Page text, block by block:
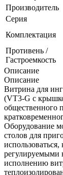
Производитель
Серия
Комплектация
Противень /
Гастроемкость
Описание
Описание
Витрина для
(VT3-G с
общественного
Оборудование
столов для
регулируемыми
исполнению